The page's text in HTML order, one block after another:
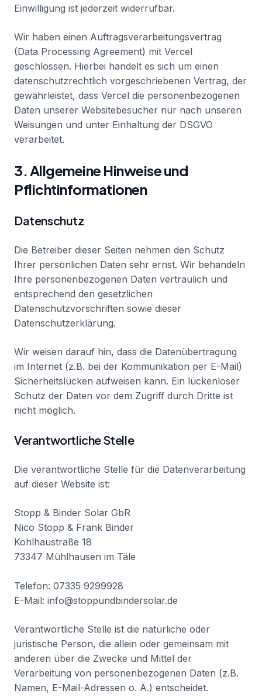
Einwilligung ist jederzeit widerrufbar.
Wir haben einen Auftragsverarbeitungsvertrag
(Data Processing Agreement) mit Vercel
geschlossen. Hierbei handelt es sich um einen
datenschutzrechtlich vorgeschriebenen Vertrag, der
gewährleistet, dass Vercel die personenbezogenen
Daten unserer Websitebesucher nur nach unseren
Weisungen und unter Einhaltung der DSGVO
verarbeitet.
3. Allgemeine Hinweise und
Pflichtinformationen
Datenschutz
Die Betreiber dieser Seiten nehmen den Schutz
Ihrer persönlichen Daten sehr ernst. Wir behandeln
Ihre personenbezogenen Daten vertraulich und
entsprechend den gesetzlichen
Datenschutzvorschriften sowie dieser
Datenschutzerklärung.
Wir weisen darauf hin, dass die Datenübertragung
im Internet (z.B. bei der Kommunikation per E-Mail)
Sicherheitslücken aufweisen kann. Ein lückenloser
Schutz der Daten vor dem Zugriff durch Dritte ist
nicht möglich.
Verantwortliche Stelle
Die verantwortliche Stelle für die Datenverarbeitung
auf dieser Website ist:
Stopp & Binder Solar GbR
Nico Stopp & Frank Binder
Kohlhaustraße 18
73347 Mühlhausen im Täle
Telefon: 07335 9299928
E-Mail: info@stoppundbindersolar.de
Verantwortliche Stelle ist die natürliche oder
juristische Person, die allein oder gemeinsam mit
anderen über die Zwecke und Mittel der
Verarbeitung von personenbezogenen Daten (z.B.
Namen, E-Mail-Adressen o. Ä.) entscheidet.